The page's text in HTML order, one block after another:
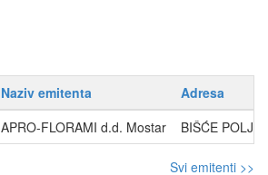
Naziv emitenta
Adresa
APRO-FLORAMI d.d. Mostar BIŠĆE
Svi emitenti >>